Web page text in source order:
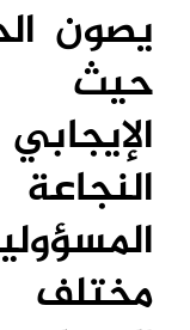
يصون
حيث
مختلف